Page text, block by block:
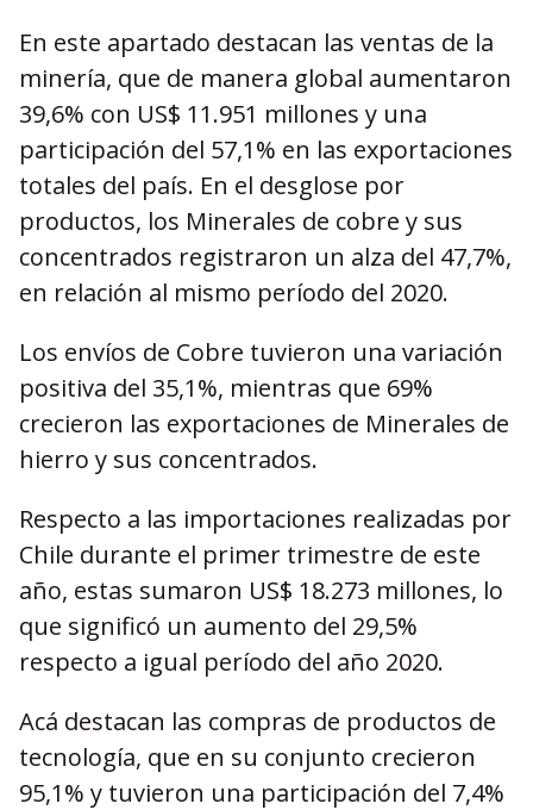
En este apartado destacan las ventas de la
minería, que de manera global aumentaron
39,6% con US$ 11.951 millones y una
participación del 57,1% en las exportaciones
totales del país. En el desglose por
productos, los Minerales de cobre y sus
concentrados registraron un alza del 47,7%,
en relación al mismo período del 2020.
Los envíos de Cobre tuvieron una variación
positiva del 35,1%, mientras que 69%
crecieron las exportaciones de Minerales de
hierro y sus concentrados.
Respecto a las importaciones realizadas por
Chile durante el primer trimestre de este
año, estas sumaron US$ 18.273 millones, lo
que significó un aumento del 29,5%
respecto a igual período del año 2020.
Acá destacan las compras de productos de
tecnología, que en su conjunto crecieron
95,1% y tuvieron una participación del 7,4%